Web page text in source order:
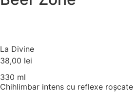
La Divine
38,00 lei
330 ml
Chihlimbar intens cu reflexe